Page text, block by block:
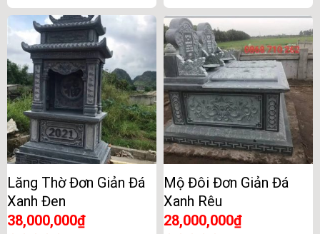
0
out
of
0
out
of
5
Lăng Thờ Đơn Giản Đá
Xanh Đen
38,000,000₫
Mộ Đôi Đơn Giản Đá
Xanh Rêu
28,000,000₫